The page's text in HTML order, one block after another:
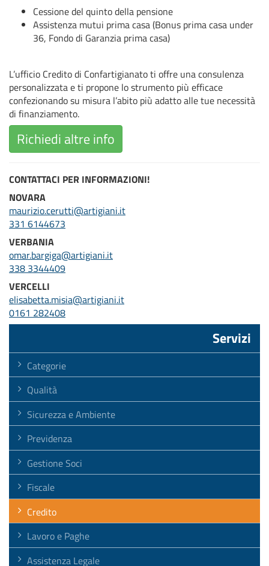
Cessione del quinto della pensione
Assistenza mutui prima casa (Bonus prima casa under
36, Fondo di Garanzia prima casa)
L’ufficio Credito di Confartigianato ti offre una consulenza
personalizzata e ti propone lo strumento più efficace
confezionando su misura l’abito più adatto alle tue necessità
di finanziamento.
Richiedi altre info
CONTATTACI PER INFORMAZIONI!
NOVARA
maurizio.cerutti@artigiani.it
331 6144673
VERBANIA
omar.bargiga@artigiani.it
338 3344409
VERCELLI
elisabetta.misia@artigiani.it
0161 282408
Servizi
Categorie
Qualità
Sicurezza e Ambiente
Previdenza
Gestione Soci
Fiscale
Credito
Lavoro e Paghe
Assistenza Legale